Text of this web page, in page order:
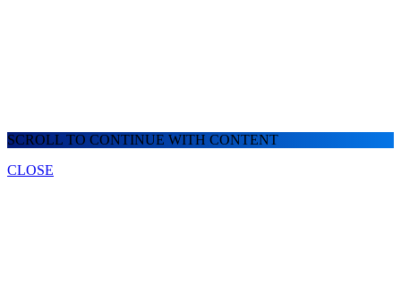
SCROLL TO CONTINUE WITH CONTENT
CLOSE